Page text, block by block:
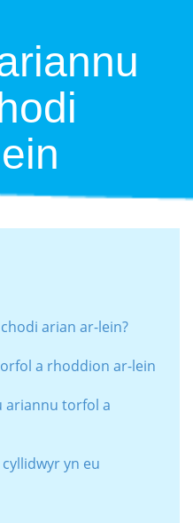
arian ar-lein?
a rhoddion ar-lein
ariannu torfol a
yn eu